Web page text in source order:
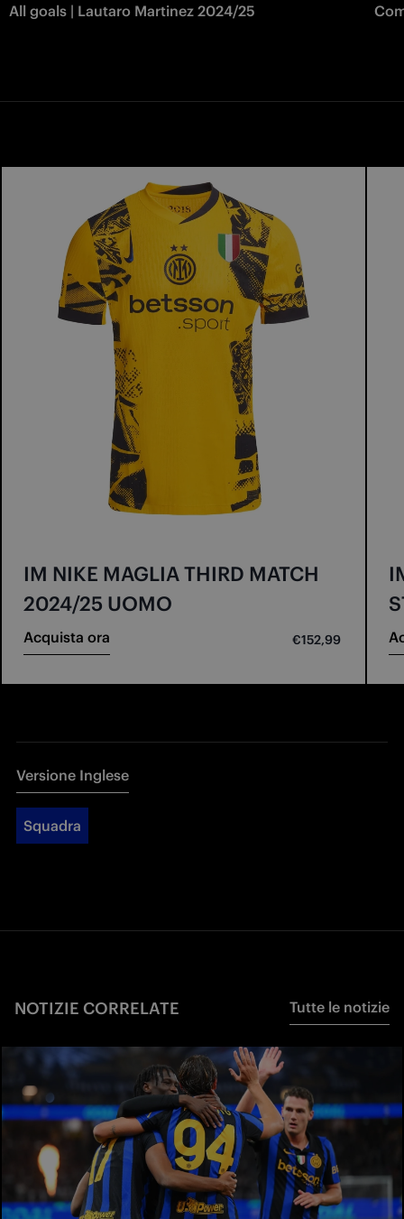
All goals | Lautaro Martinez 2024/25
IM NIKE MAGLIA THIRD MATCH
2024/25 UOMO
Acquista ora €152,99
Versione Inglese
Squadra
NOTIZIE CORRELATE Tutte le notizie